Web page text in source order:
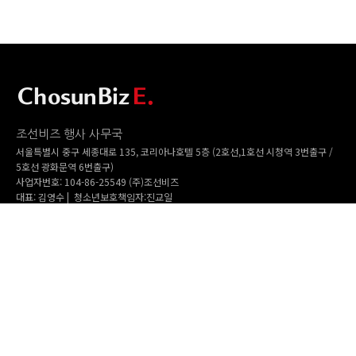
조선비즈 행사 사무국
서울특별시 중구 세종대로 135, 코리아나호텔 5층 (2호선,1호선 시청역 3번출구 /
5호선 광화문역 6번출구)
사업자번호: 104-86-25549 (주)조선비즈
대표: 김영수 | 청소년보호책임자:진교일